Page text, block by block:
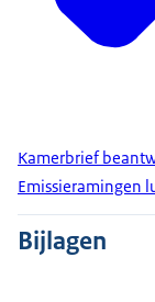
Kamerbrief
Emissieramingen
Bijlagen